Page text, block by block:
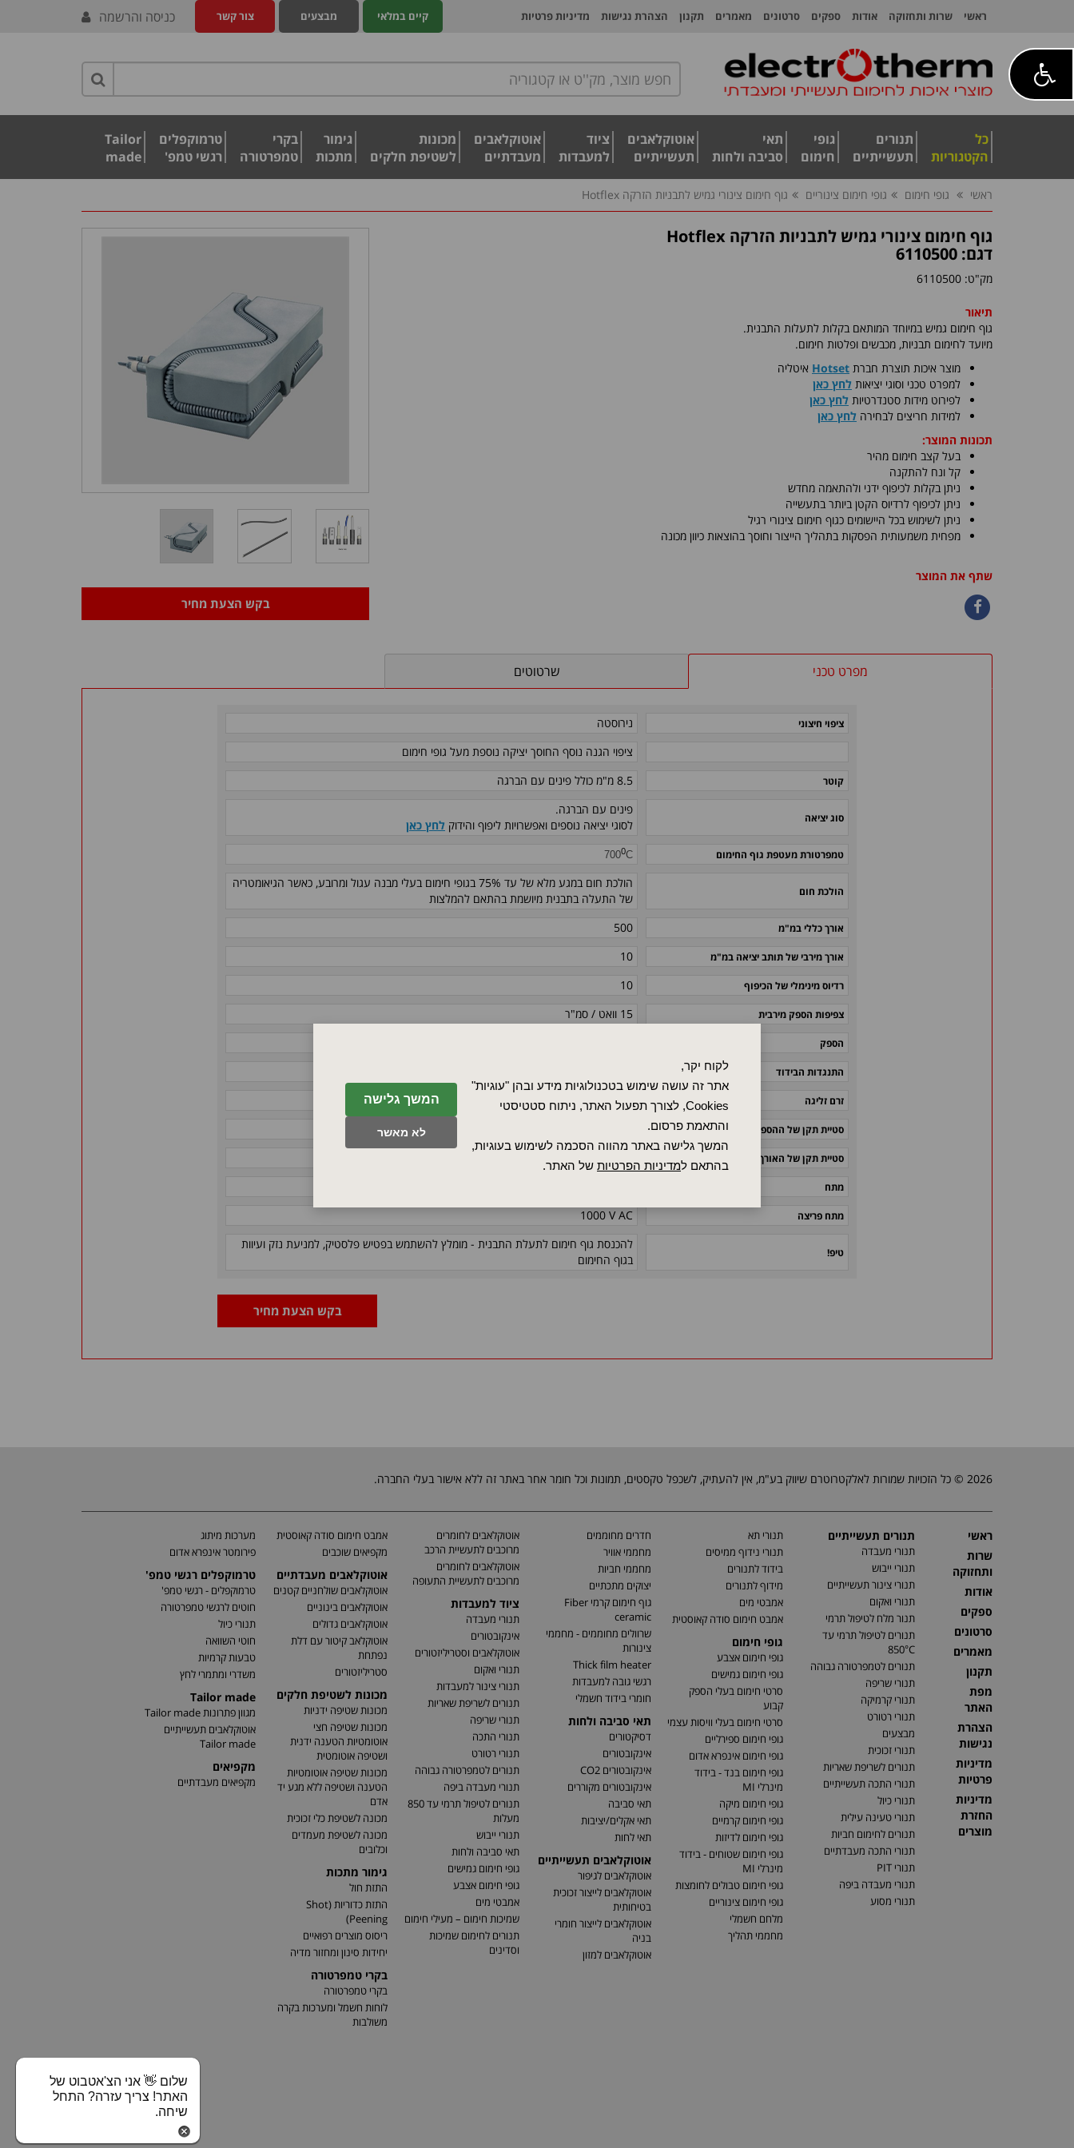
המשך גלישה
לא מאשר
לקוח יקר,
אתר זה עושה שימוש בטכנולוגיות מידע ובהן "עוגיות"
Cookies, לצורך תפעול האתר, ניתוח סטטיסטי
והתאמת פרסום.
המשך גלישה באתר מהווה הסכמה לשימוש בעוגיות,
בהתאם למדיניות הפרטיות של האתר.
ראשי שרות ותחזוקה אודות ספקים סרטונים מאמרים תקנון הצהרת נגישות מדיניות פרטיות צור קשר מבצעים קיים במלאי כניסה והרשמה
כל
הקטגוריות
תנורים
תעשייתיים
גופי
חימום
תאי
סביבה ולחות
אוטוקלאבים
תעשייתיים
ציוד
למעבדות
אוטוקלאבים
מעבדתיים
מכונות
לשטיפת חלקים
גימור
מתכות
בקרי
טמפרטורה
טרמוקפלים
רגשי טמפ'
Tailor
made
ראשי גופי חימום גופי חימום צינוריים גוף חימום צינורי גמיש לתבניות הזרקה Hotflex
בקש הצעת מחיר
גוף חימום צינורי גמיש לתבניות הזרקה Hotflex
דגם: 6110500
מק"ט: 6110500
תיאור
גוף חימום גמיש במיוחד המותאם בקלות לתעלות התבנית.
מיועד לחימום תבניות, מכבשים ופלטות חימום.
​מוצר איכות תוצרת חברת Hotset איטליה
למפרט טכני וסוגי יציאות לחץ כאן
לפירוט מידות סטנדרטיות לחץ כאן
למידות חריצים לבחירה לחץ כאן
תכונות המוצר:
בעל קצב חימום מהיר
קל ונח להתקנה
ניתן בקלות לכיפוף ידני ולהתאמה מחדש
ניתן לכיפוף לרדיוס הקטן ביותר בתעשייה
ניתן לשימוש בכל היישומים כגוף חימום צינורי רגיל
מפחית משמעותית הפסקות בתהליך הייצור וחוסך בהוצאות כיוון מכונה
שתף את המוצר
מפרט טכני שרטוטים
ציפוי חיצוני
נירוסטה
ציפוי הגנה נוסף החוסך יציקה נוספת מעל גופי חימום
קוטר 8.5 מ"מ כולל פינים עם הברגה
סוג יציאה
פינים עם הברגה.
לסוגי יציאה נוספים ואפשרויות ליפוף והידוק לחץ כאן
טמפרטורת מעטפת גוף החימום 7000C
הולכת חום
הולכת חום במגע מלא של עד 75% בגופי חימום בעלי מבנה עגול ומרובע, כאשר הגיאומטריה
של התעלה בתבנית מיושמת בהתאם להמלצות
אורך כללי במ"מ 500
אורך מירבי של תותב יציאה במ"מ 10
רדיוס מינימלי של הכיפוף 10
צפיפות הספק מירבית 15 וואט / סמ"ר
הספק
התנגדות הבידוד
זרם זליגה < 0.5 mA at 253 V AC
סטיית תקן של ההספק
סטיית תקן של האורך
מתח
מתח פריצה 1000 V AC
טיפ!
להכנסת גוף חימום לתעלת התבנית - מומלץ להשתמש בפטיש פלסטיק, למניעת נזק ועיוות
בגוף החימום
בקש הצעת מחיר
2026 © כל הזכויות שמורות לאלקטרוטרם שיווק בע"מ, אין להעתיק, לשכפל טקסטים, תמונות וכל חומר אחר באתר זה ללא אישור בעלי החברה.
ראשי
שרות
ותחזוקה
אודות
ספקים
סרטונים
מאמרים
תקנון
מפת
האתר
הצהרת
נגישות
מדיניות
פרטיות
מדיניות
החזרת
מוצרים
תנורים תעשייתיים
תנורי מעבדה
תנורי ייבוש
תנורי צינור תעשייתיים
תנורי ואקום
תנור מלח לטיפול תרמי
תנורים לטיפול תרמי עד
850°C
תנורים לטמפרטורה גבוהה
תנורי שריפה
תנורי קרמיקה
תנורי רטורט
מבצעים
תנורי זכוכית
תנורים לשריפת שאריות
תנורי התכה תעשייתיים
תנורי כיול
תנורי טעינה עילית
תנורים לחימום חביות
תנורי התכה מעבדתיים
תנורי PIT
תנורי מעבדה ביפה
תנורי מסוע
תנורי תא
תנורי נידוף ממיסים
בידוד לתנורים
מידוף לתנורים
אמבטי מים
אמבט חימום סודה קאוסטית
גופי חימום
גופי חימום אצבע
גופי חימום גמישים
סרטי חימום בעלי הספק
קבוע
סרטי חימום בעלי וויסות עצמי
גופי חימום ספירליים
גופי חימום אינפרא אדום
גופי חימום בנד - בידוד
מינרלי MI
גופי חימום מיקה
גופי חימום קרמיים
גופי חימום לדיזות
גופי חימום שטוחים - בידוד
מינרלי MI
גופי חימום טבולים לחומצות
גופי חימום צינוריים
מלחם חשמלי
מחממי תהליך
חדרים מחוממים
מחממי אוויר
מחממי חביות
יצוקים מתכתיים
גוף חימום קרמי Fiber
ceramic
שרוולים מחוממים - מחממי
צינורות
Thick film heater
רגשי גובה למעבדות
חומרי בידוד חשמלי
תאי סביבה ולחות
דסיקטורים
אינקובטורים
אינקובטורים CO2
אינקובטורים מקוררים
תאי סביבה
תאי אקלים/יציבות
תאי לחות
אוטוקלאבים תעשייתיים
אוטוקלאבים לגיפור
אוטוקלאבים לייצור זכוכית
בטיחותית
אוטוקלאבים לייצור חומרי
בניה
אוטוקלאבים למזון
אוטוקלאבים לחומרים
מרוכבים לתעשיית הרכב
אוטוקלאבים לחומרים
מרוכבים לתעשיית התעופה
ציוד למעבדות
תנורי מעבדה
אינקובטורים
אוטוקלאבים וסטריליזטורים
תנורי ואקום
תנורי צינור למעבדות
תנורים לשריפת שאריות
תנורי שריפה
תנורי התכה
תנורי רטורט
תנורים לטמפרטורה גבוהה
תנורי מעבדה ביפה
תנורים לטיפול תרמי עד 850
מעלות
תנורי ייבוש
תאי סביבה ולחות
גופי חימום גמישים
גופי חימום אצבע
אמבטי מים
שמיכות חימום – מעילי חימום
תנורים לחימום שמיכות
וסדינים
אמבט חימום סודה קאוסטית
מקפיאים שוכבים
אוטוקלאבים מעבדתיים
אוטוקלאבים שולחניים קטנים
אוטוקלאבים בינוניים
אוטוקלאבים גדולים
אוטוקלאב קיטור עם דלת
נפתחת
סטריליזטורים
מכונות לשטיפת חלקים
מכונות שטיפה ידניות
מכונות שטיפה חצי
אוטומטיות הטענה ידנית
ושטיפה אוטומטית
מכונות שטיפה אוטומטיות
הטענה ושטיפה ללא מגע יד
אדם
מכונה לשטיפת כלי זכוכית
מכונה לשטיפת מעמדים
וכלובים
גימור מתכות
התזת חול
התזת כדוריות (Shot
Peening)
ריסוס מוצרים רפואיים
יחידות סינון ומחזור מדיה
בקרי טמפרטורה
בקרי טמפרטורה
לוחות חשמל ומערכות בקרה
משולבות
מערכות מיתוג
פירומטר אינפרא אדום
טרמוקפלים רגשי טמפ'
טרמוקפלים - רגשי טמפ'
חוטים לרגשי טמפרטורה
תנורי כיול
חוטי השוואה
טבעות קרמיות
משדרי ומתמרי לחץ
Tailor made
מגוון פתרונות Tailor made
אוטוקלאבים תעשייתיים
Tailor made
מקפיאים
מקפיאים מעבדתיים
שלום 👋 אני הצ'אטבוט של
האתר! צריך עזרה? התחל
שיחה.